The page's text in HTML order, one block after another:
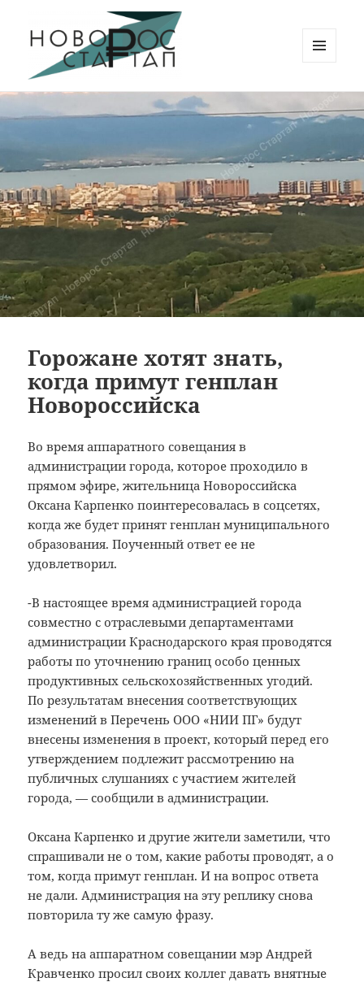
Новорос Стартап
ВИДЖЕТЫ
Горожане хотят знать,
когда примут генплан
Новороссийска
Во время аппаратного совещания в
администрации города, которое проходило в
прямом эфире, жительница Новороссийска
Оксана Карпенко поинтересовалась в соцсетях,
когда же будет принят генплан муниципального
образования.Поученный ответ ее не
удовлетворил.
-В настоящее время администрацией города
совместно с отраслевыми департаментами
администрации Краснодарского края проводятся
работы по уточнению границ особо ценных
продуктивных сельскохозяйственных угодий.
По результатам внесения соответствующих
изменений в Перечень ООО «НИИ ПГ» будут
внесены изменения в проект, который перед его
утверждением подлежит рассмотрению на
публичных слушаниях с участием жителей
города, — сообщили в администрации.
Оксана Карпенко и другие жители заметили, что
спрашивали не о том, какие работы проводят, а о
том, когда примут генплан. И на вопрос ответа
не дали. Администрация на эту реплику снова
повторила ту же самую фразу.
А ведь на аппаратном совещании мэр Андрей
Кравченко просил своих коллег давать внятные